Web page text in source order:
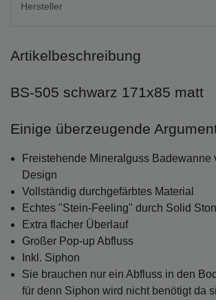
Hersteller
Artikelbeschreibung
BS-505 schwarz 171x85 matt
Einige überzeugende
Freistehende Mineralguss Badewanne
Design
Vollständig durchgefärbtes Material
Echtes "Stein-Feeling" durch Solid
Extra flacher Überlauf
Großer Pop-up Abfluss
Inkl. Siphon
Sie brauchen nur ein Abfluss in den
für denn Siphon wird nicht benötigt da